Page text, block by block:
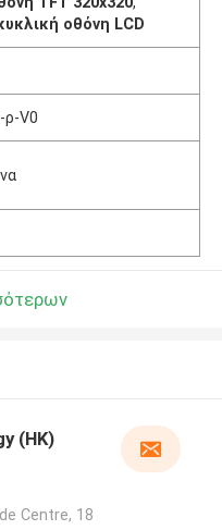
οθόνη LCD
ρ-V0
(HK)
Centre, 18